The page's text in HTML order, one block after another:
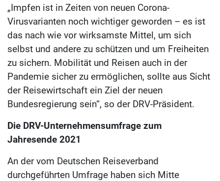
„Impfen ist in Zeiten von neuen Corona-
Virusvarianten noch wichtiger geworden – es ist
das nach wie vor wirksamste Mittel, um sich
selbst und andere zu schützen und um Freiheiten
zu sichern. Mobilität und Reisen auch in der
Pandemie sicher zu ermöglichen, sollte aus Sicht
der Reisewirtschaft ein Ziel der neuen
Bundesregierung sein“, so der DRV-Präsident.
Die DRV-Unternehmensumfrage zum
Jahresende 2021
An der vom Deutschen Reiseverband
durchgeführten Umfrage haben sich Mitte